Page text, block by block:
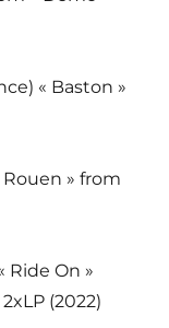
« Baston »
Rouen » from
Ride On »
(2022)